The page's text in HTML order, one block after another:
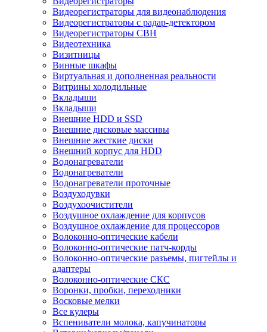
Видеорегистраторы для видеонаблюдения
Видеорегистраторы с радар-детектором
Видеорегистраторы СВН
Видеотехника
Визитницы
Винные шкафы
Виртуальная и дополненная реальности
Витрины холодильные
Вкладыши
Вкладыши
Внешние HDD и SSD
Внешние дисковые массивы
Внешние жесткие диски
Внешний корпус для HDD
Водонагреватели
Водонагреватели
Водонагреватели проточные
Воздуходувки
Воздухоочистители
Воздушное охлаждение для корпусов
Воздушное охлаждение для процессоров
Волоконно-оптические кабели
Волоконно-оптические патч-корды
Волоконно-оптические разъемы, пигтейлы и
адаптеры
Волоконно-оптические СКС
Воронки, пробки, переходники
Восковые мелки
Все кулеры
Вспениватели молока, капучинаторы